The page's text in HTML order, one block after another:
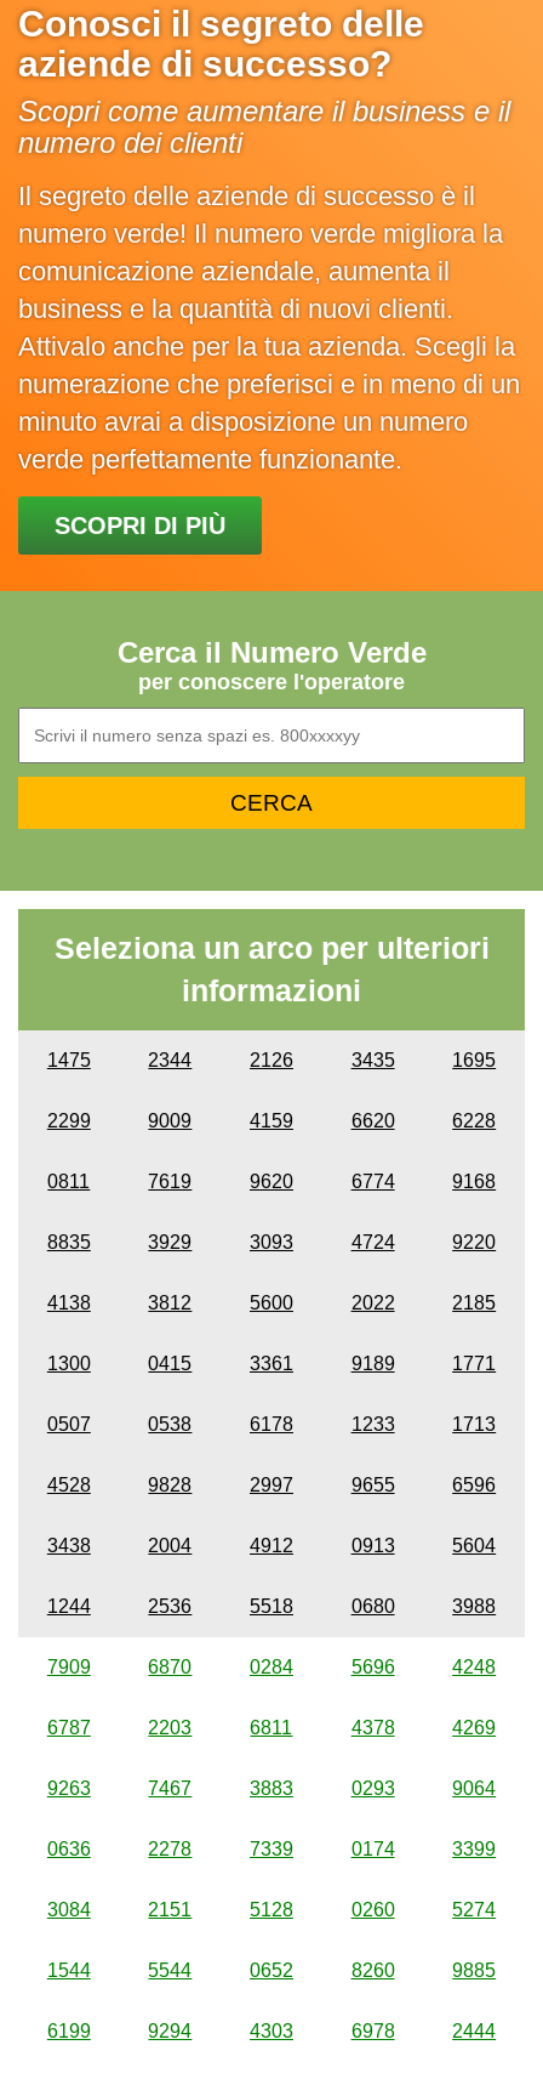
Conosci il segreto delle
aziende di successo?
Scopri come aumentare il business e il
numero dei clienti
Il segreto delle aziende di successo è il
numero verde! Il numero verde migliora la
comunicazione aziendale, aumenta il
business e la quantità di nuovi clienti.
Attivalo anche per la tua azienda. Scegli la
numerazione che preferisci e in meno di un
minuto avrai a disposizione un numero
verde perfettamente funzionante.
SCOPRI DI PIÙ
Cerca il Numero Verde
per conoscere l'operatore
Seleziona un arco per ulteriori
informazioni
1475 2344 2126 3435 1695
2299 9009 4159 6620 6228
0811 7619 9620 6774 9168
8835 3929 3093 4724 9220
4138 3812 5600 2022 2185
1300 0415 3361 9189 1771
0507 0538 6178 1233 1713
4528 9828 2997 9655 6596
3438 2004 4912 0913 5604
1244 2536 5518 0680 3988
7909 6870 0284 5696 4248
6787 2203 6811 4378 4269
9263 7467 3883 0293 9064
0636 2278 7339 0174 3399
3084 2151 5128 0260 5274
1544 5544 0652 8260 9885
6199 9294 4303 6978 2444